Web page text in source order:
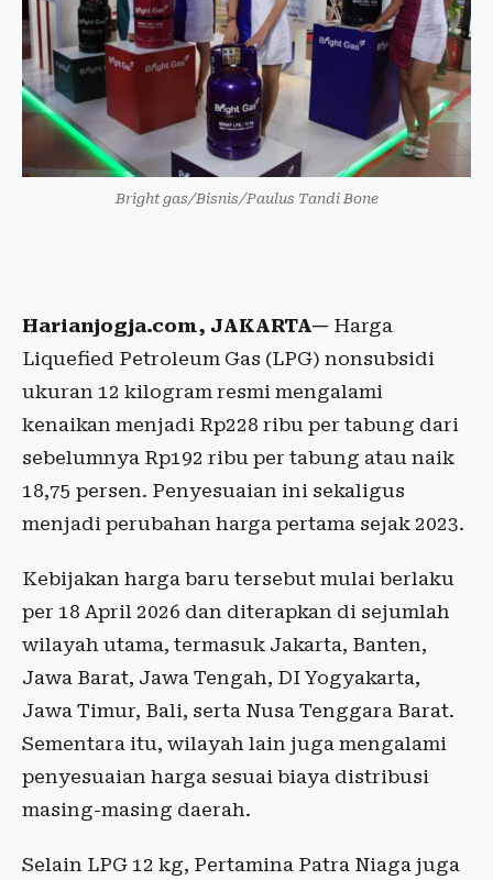
Bright gas/Bisnis/Paulus Tandi Bone
Harianjogja.com, JAKARTA— Harga
Liquefied Petroleum Gas (LPG) nonsubsidi
ukuran 12 kilogram resmi mengalami
kenaikan menjadi Rp228 ribu per tabung dari
sebelumnya Rp192 ribu per tabung atau naik
18,75 persen. Penyesuaian ini sekaligus
menjadi perubahan harga pertama sejak 2023.
Kebijakan harga baru tersebut mulai berlaku
per 18 April 2026 dan diterapkan di sejumlah
wilayah utama, termasuk Jakarta, Banten,
Jawa Barat, Jawa Tengah, DI Yogyakarta,
Jawa Timur, Bali, serta Nusa Tenggara Barat.
Sementara itu, wilayah lain juga mengalami
penyesuaian harga sesuai biaya distribusi
masing-masing daerah.
Selain LPG 12 kg, Pertamina Patra Niaga juga